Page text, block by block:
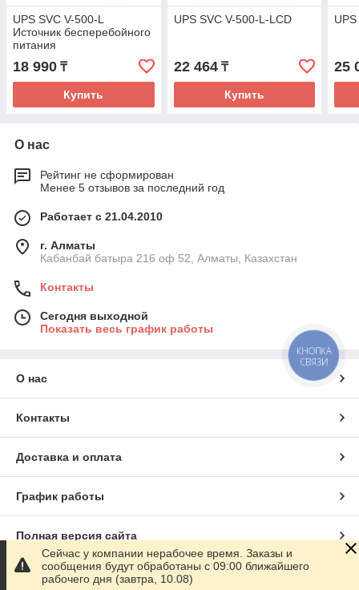
UPS SVC V-500-L
Источник бесперебойного
питания
18 990 ₸
Купить
UPS SVC V-500-L-LCD
22 464₸
Купить
25
О нас
Рейтинг не сформирован
Менее 5 отзывов за последний год
Работает с 21.04.2010
г. Алматы
Кабанбай батыра 216 оф 52, Алматы, Казахстан
Контакты
Сегодня выходной
Показать весь график работы
О нас
Контакты
Доставка и оплата
График работы
Полная версия сайта
Сайт создан на маркетплейсеSatu.kz
Сейчас у компании нерабочее время. Заказы и
сообщения будут обработаны с 09:00 ближайшего
рабочего дня (завтра, 10.08)
КНОПКА
СВЯЗИ